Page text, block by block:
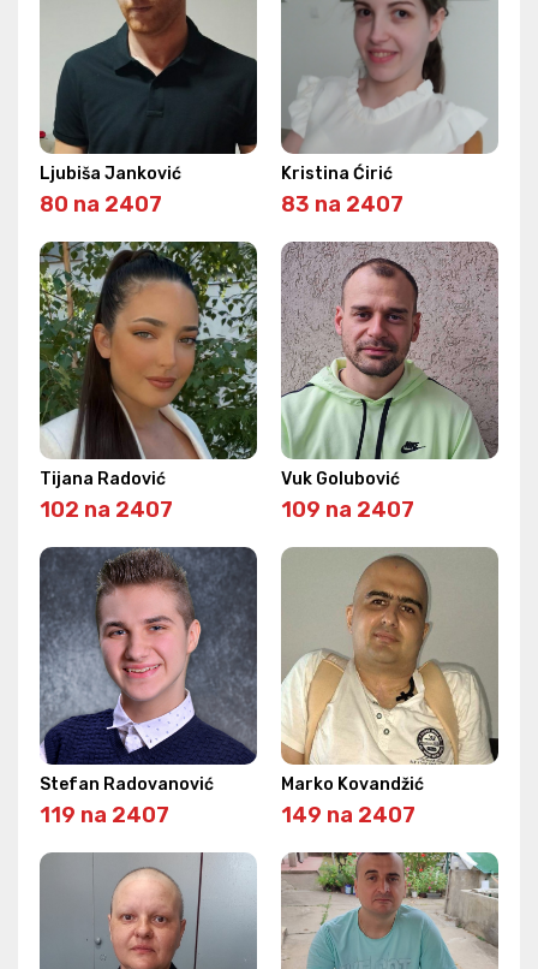
Ljubiša Janković
80 na 2407
Kristina Ćirić
83 na 2407
Tijana Radović
102 na 2407
Vuk Golubović
109 na 2407
Stefan Radovanović
119 na 2407
Marko Kovandžić
149 na 2407